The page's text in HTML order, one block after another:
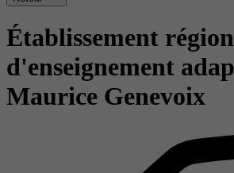
Établissement
d'enseignement
Maurice Genevoix